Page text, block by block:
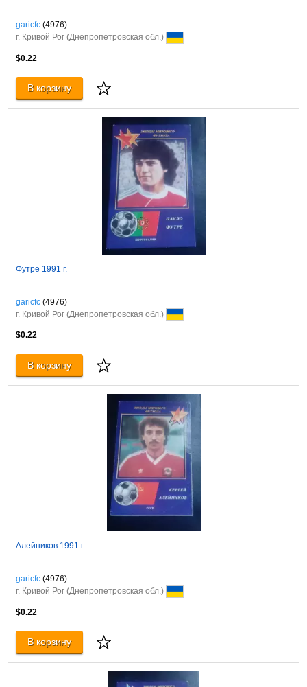
garicfc (4976)
г. Кривой Рог (Днепропетровская обл.)
$0.22
В корзину
Футре 1991 г.
garicfc (4976)
г. Кривой Рог (Днепропетровская обл.)
$0.22
В корзину
Алейников 1991 г.
garicfc (4976)
г. Кривой Рог (Днепропетровская обл.)
$0.22
В корзину